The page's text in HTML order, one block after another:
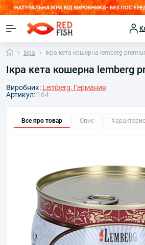
Ікра Ікра кета кошерна lemberg
Ікра кета кошерна lemberg
Виробник: Lemberg, Германия
Артикул: 164
Все про товар Опис